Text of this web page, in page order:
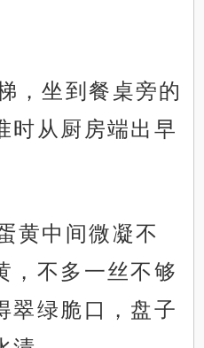
，坐到餐桌旁的
时从厨房端出早
黄中间微凝不
，不多一丝不够
翠绿脆口，盘子